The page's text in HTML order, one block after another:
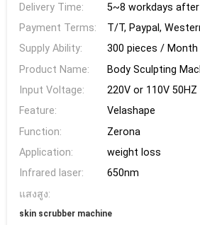
Delivery Time:
5~8 workdays
Payment Terms:
T/T, Paypal,
Supply Ability:
300 pieces / Month
Product Name:
Body Sculpting
Input Voltage:
220V or 110V 50HZ
Feature:
Velashape
Function:
Zerona
Application:
weight loss
Infrared laser:
650nm
แสงสูง:
skin scrubber machine